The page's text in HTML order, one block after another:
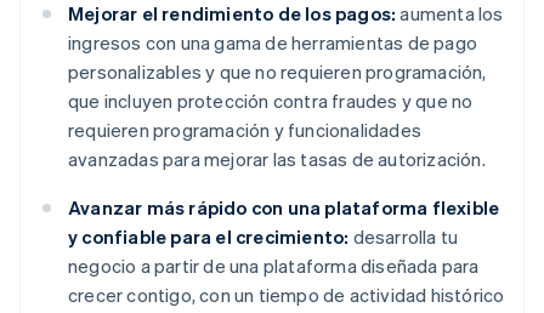
Mejorar el rendimiento de los pagos: aumenta los
ingresos con una gama de herramientas de pago
personalizables y que no requieren programación,
que incluyen protección contra fraudes y que no
requieren programación y funcionalidades
avanzadas para mejorar las tasas de autorización.
Avanzar más rápido con una plataforma flexible
y confiable para el crecimiento: desarrolla tu
negocio a partir de una plataforma diseñada para
crecer contigo, con un tiempo de actividad histórico